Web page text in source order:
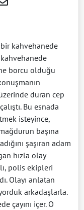
kahvehanede
borcu olduğu
duran cep
Bu esnada
isteyince,
başına
şaşıran adam
hızla olay
polis ekipleri
Olayı anlatan
arkadaşlarla.
çayını içer. O